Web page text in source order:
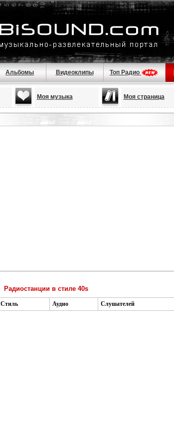
Альбомы Видеоклипы Топ Радио
Моя музыка Моя страница
Радиостанции в стиле 40s
Стиль Аудио Слушателей